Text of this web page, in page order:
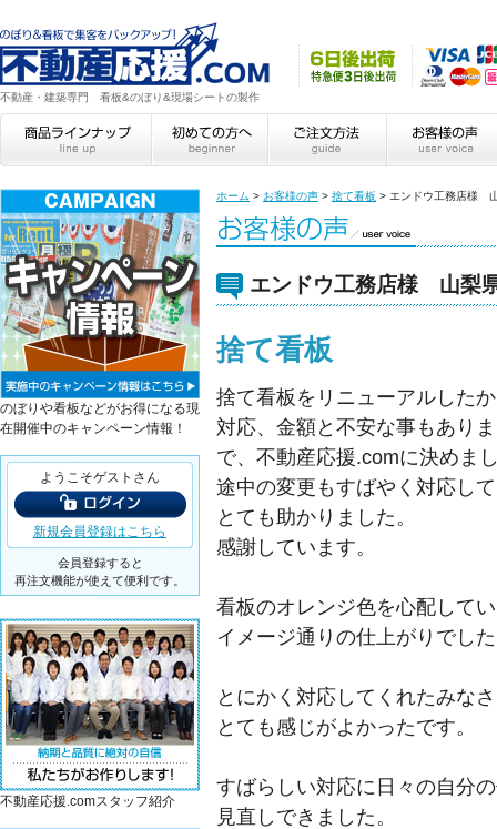
不動産・建築専門 看板&のぼり&現場シートの製作
ホーム > お客様の声 > 捨て看板 > エンドウ工務店様
エンドウ工務店様 山梨
捨て看板
捨て看板をリニューアルした
対応、金額と不安な事もあり
で、不動産応援.comに決めま
途中の変更もすばやく対応し
とても助かりました。
感謝しています。
看板のオレンジ色を心配して
イメージ通りの仕上がりでし
とにかく対応してくれたみな
とても感じがよかったです。
すばらしい対応に日々の自分
見直しできました。
のぼりや看板などがお得になる現
在開催中のキャンペーン情報！
ようこそゲストさん
新規会員登録はこちら
会員登録すると
再注文機能が使えて便利です。
不動産応援.comスタッフ紹介